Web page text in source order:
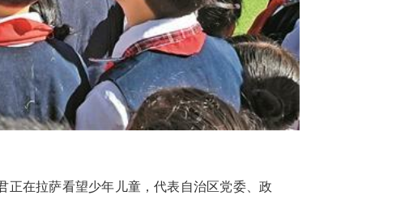
正在拉萨看望少年儿童，代表自治区党委、政